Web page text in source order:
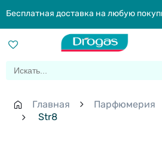
Бесплатная доставка на любую
Главная Парфюмерия
Str8